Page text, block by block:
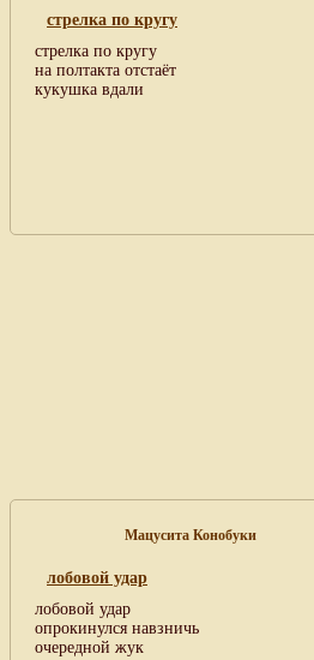
стрелка по кругу
стрелка по кругу
на полтакта отстаёт
кукушка вдали
Мацусита Конобуки
лобовой удар
лобовой удар
опрокинулся навзничь
очередной жук